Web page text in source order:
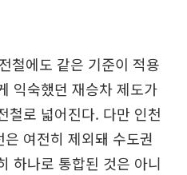
철에도 같은 기준이 적용
익숙했던 재승차 제도가
철로 넓어진다. 다만 인천
여전히 제외돼 수도권
하나로 통합된 것은 아니